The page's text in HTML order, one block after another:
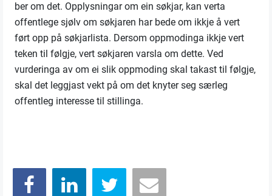
ber om det. Opplysningar om ein søkjar, kan verta
offentlege sjølv om søkjaren har bede om ikkje å vert
ført opp på søkjarlista. Dersom oppmodinga ikkje vert
teken til følgje, vert søkjaren varsla om dette. Ved
vurderinga av om ei slik oppmoding skal takast til følgje,
skal det leggjast vekt på om det knyter seg særleg
offentleg interesse til stillinga.